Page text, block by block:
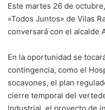
Este martes 26 de
«Todos Juntos» de Vilas
conversará con el alcalde
En la oportunidad se
contingencia, como el
socavones, el plan
cierre temporal del
Industrial, el proyecto de